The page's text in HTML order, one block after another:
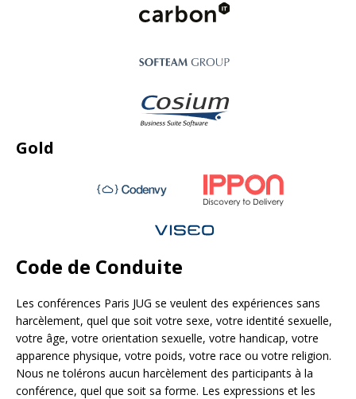
Gold
Code de Conduite
Les conférences Paris JUG se veulent des expériences sans
harcèlement, quel que soit votre sexe, votre identité sexuelle,
votre âge, votre orientation sexuelle, votre handicap, votre
apparence physique, votre poids, votre race ou votre religion.
Nous ne tolérons aucun harcèlement des participants à la
conférence, quel que soit sa forme. Les expressions et les